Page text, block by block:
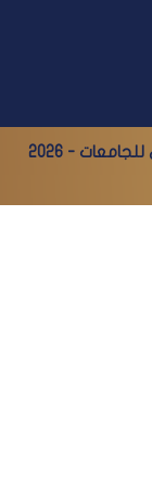
© جميع الحقوق محفوظة - المجلس الأعلى للجامعات - 2026